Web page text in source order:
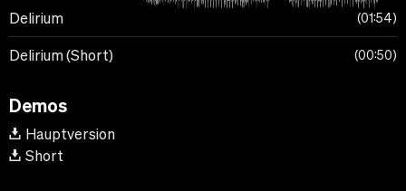
Delirium 01:54
Delirium (Short) 00:50
Demos
Hauptversion
Short